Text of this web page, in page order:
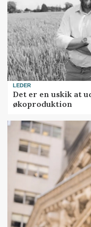
LEDER
Det er en uskik at
økoproduktion